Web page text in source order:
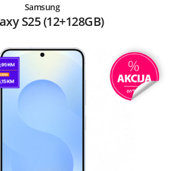
Samsung
S25 (12+128GB)